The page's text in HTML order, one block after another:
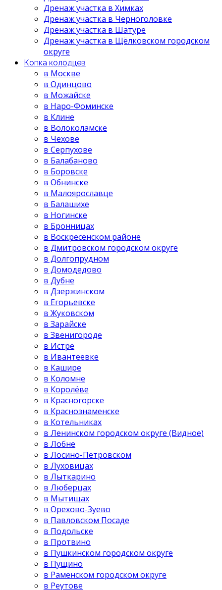
Дренаж участка в Химках
Дренаж участка в Черноголовке
Дренаж участка в Шатуре
Дренаж участка в Щёлковском городском
округе
Копка колодцев
в Москве
в Одинцово
в Можайске
в Наро-Фоминске
в Клине
в Волоколамске
в Чехове
в Серпухове
в Балабаново
в Боровске
в Обнинске
в Малоярославце
в Балашихе
в Ногинске
в Бронницах
в Воскресенском районе
в Дмитровском городском округе
в Долгопрудном
в Домодедово
в Дубне
в Дзержинском
в Егорьевске
в Жуковском
в Зарайске
в Звенигороде
в Истре
в Ивантеевке
в Кашире
в Коломне
в Королёве
в Красногорске
в Краснознаменске
в Котельниках
в Ленинском городском округе (Видное)
в Лобне
в Лосино-Петровском
в Луховицах
в Лыткарино
в Люберцах
в Мытищах
в Орехово-Зуево
в Павловском Посаде
в Подольске
в Протвино
в Пушкинском городском округе
в Пущино
в Раменском городском округе
в Реутове